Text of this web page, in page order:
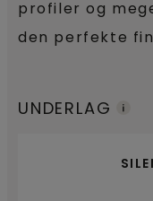
profiler og
den perfekte
UNDERLAG